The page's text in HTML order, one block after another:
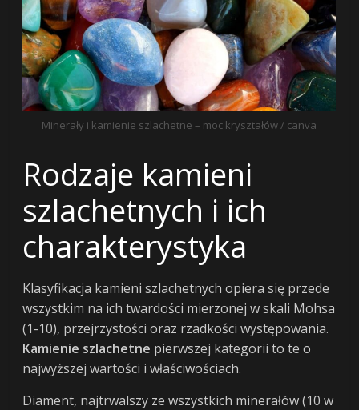
Minerały i kamienie szlachetne – moc kryształów / canva
Rodzaje kamieni
szlachetnych i ich
charakterystyka
Klasyfikacja kamieni szlachetnych opiera się przede
wszystkim na ich twardości mierzonej w skali Mohsa
(1-10), przejrzystości oraz rzadkości występowania.
Kamienie szlachetne pierwszej kategorii to te o
najwyższej wartości i właściwościach.
Diament, najtrwalszy ze wszystkich minerałów (10 w